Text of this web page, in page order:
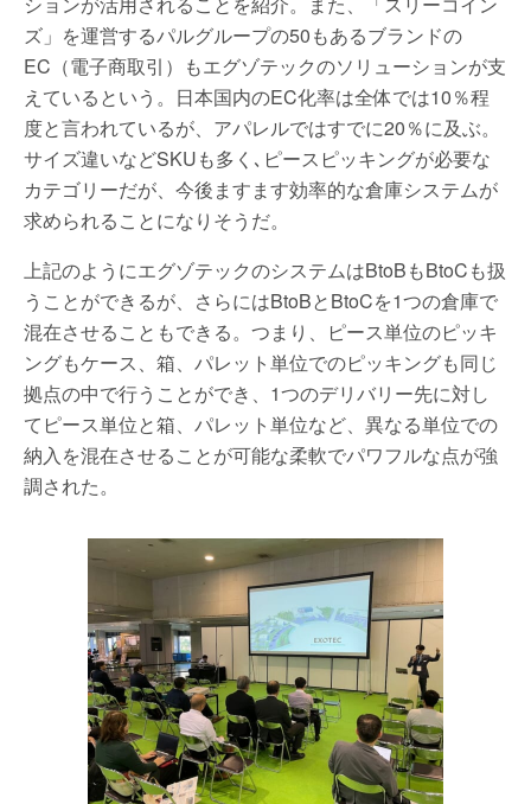
ズ」を運営するパルグループの50もあるブランドの
EC（電子商取引）もエグゾテックのソリューションが支
えているという。日本国内のEC化率は全体では10％程
度と言われているが、アパレルではすでに20％に及ぶ。
サイズ違いなどSKUも多く､ピースピッキングが必要な
カテゴリーだが、今後ますます効率的な倉庫システムが
求められることになりそうだ。
上記のようにエグゾテックのシステムはBtoBもBtoCも扱
うことができるが、さらにはBtoBとBtoCを1つの倉庫で
混在させることもできる。つまり、ピース単位のピッキ
ングもケース、箱、パレット単位でのピッキングも同じ
拠点の中で行うことができ、1つのデリバリー先に対し
てピース単位と箱、パレット単位など、異なる単位での
納入を混在させることが可能な柔軟でパワフルな点が強
調された。